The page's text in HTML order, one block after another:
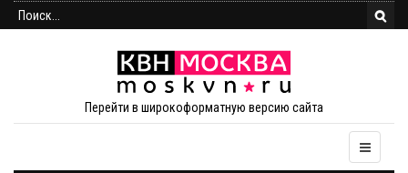
Перейти в широкоформатную версию сайта